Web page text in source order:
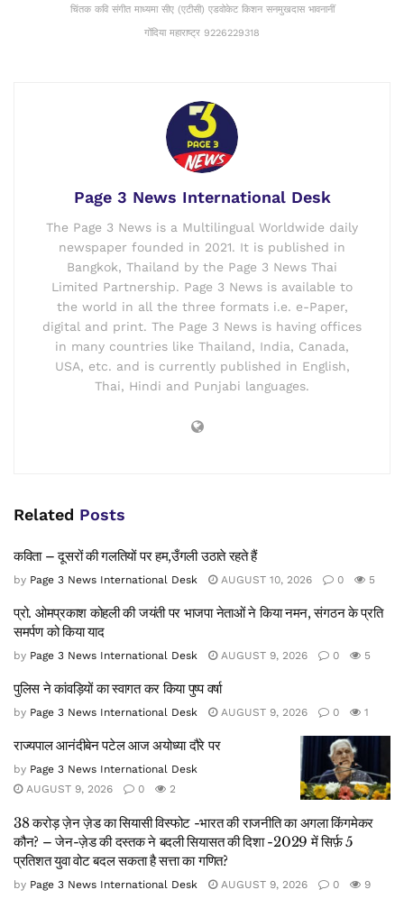
चिंतक कवि संगीत माध्यमा सीए (एटीसी) एडवोकेट किशन सनमुखदास भावनानीं
गोंदिया महाराष्ट्र 9226229318
Page 3 News International Desk
The Page 3 News is a Multilingual Worldwide daily
newspaper founded in 2021. It is published in
Bangkok, Thailand by the Page 3 News Thai
Limited Partnership. Page 3 News is available to
the world in all the three formats i.e. e-Paper,
digital and print. The Page 3 News is having offices
in many countries like Thailand, India, Canada,
USA, etc. and is currently published in English,
Thai, Hindi and Punjabi languages.
Related Posts
कविता – दूसरों की गलतियों पर हम,उँगली उठाते रहते हैं
by Page 3 News International Desk AUGUST 10, 2026 0 5
प्रो. ओमप्रकाश कोहली की जयंती पर भाजपा नेताओं ने किया नमन, संगठन के प्रति
समर्पण को किया याद
by Page 3 News International Desk AUGUST 9, 2026 0 5
पुलिस ने कांवड़ियों का स्वागत कर किया पुष्प वर्षा
by Page 3 News International Desk AUGUST 9, 2026 0 1
राज्यपाल आनंदीबेन पटेल आज अयोध्या दौरे पर
by Page 3 News International Desk
AUGUST 9, 2026
0 2
38 करोड़ ज़ेन ज़ेड का सियासी विस्फोट -भारत की राजनीति का अगला किंगमेकर
कौन? – जेन-ज़ेड की दस्तक ने बदली सियासत की दिशा -2029 में सिर्फ़ 5
प्रतिशत युवा वोट बदल सकता है सत्ता का गणित?
by Page 3 News International Desk AUGUST 9, 2026 0 9